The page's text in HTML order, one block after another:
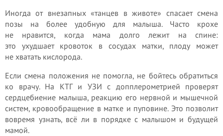
Иногда от внезапных «танцев в животе» спасает смена
позы на более удобную для малыша. Часто крохе
не нравится, когда мама долго лежит на спине:
это ухудшает кровоток в сосудах матки, плоду может
не хватать кислорода.
Если смена положения не помогла, не бойтесь обратиться
ко врачу. На КТГ и УЗИ с допплерометрией проверят
сердцебиение малыша, реакцию его нервной и мышечной
систем, кровообращение в матке и пуповине. Это позволит
вовремя узнать, всё ли в порядке с малышом и будущей
мамой.